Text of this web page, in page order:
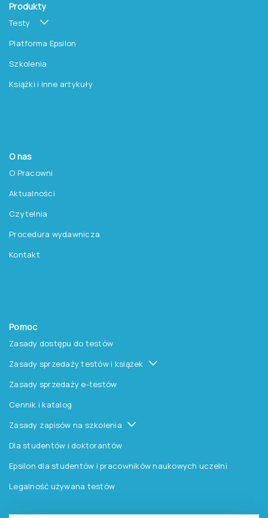
Produkty
Testy
Platforma Epsilon
Szkolenia
Książki i inne artykuły
O nas
O Pracowni
Aktualności
Czytelnia
Procedura wydawnicza
Kontakt
Pomoc
Zasady dostępu do testów
Zasady sprzedaży testów i książek
Zasady sprzedaży e-testów
Cennik i katalog
Zasady zapisów na szkolenia
Dla studentów i doktorantów
Epsilon dla studentów i pracowników naukowych uczelni
Legalność używana testów